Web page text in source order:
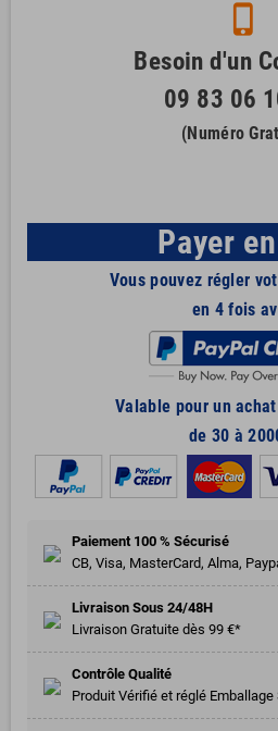
phone_iphone
Besoin d'un
09 83 06
(Numéro
Payer
Vous pouvez régler
en 4 fois
Valable pour un
de 30 à
Paiement 100 % Sécurisé
CB, Visa, MasterCard, Alma,
Livraison Sous 24/48H
Livraison Gratuite dès 99 €*
Contrôle Qualité
Produit Vérifié et réglé Emballage